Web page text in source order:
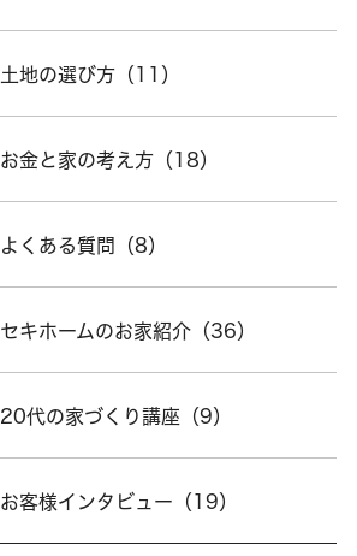
土地の選び方（11）
お金と家の考え方（18）
よくある質問（8）
セキホームのお家紹介（36）
20代の家づくり講座（9）
お客様インタビュー（19）